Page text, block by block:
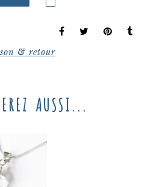
& retour
AUSSI...